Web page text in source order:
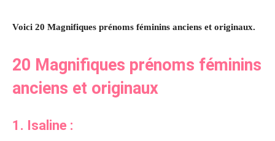
Voici 20 Magnifiques prénoms féminins anciens et originaux.
20 Magnifiques prénoms féminins
anciens et originaux
1. Isaline :